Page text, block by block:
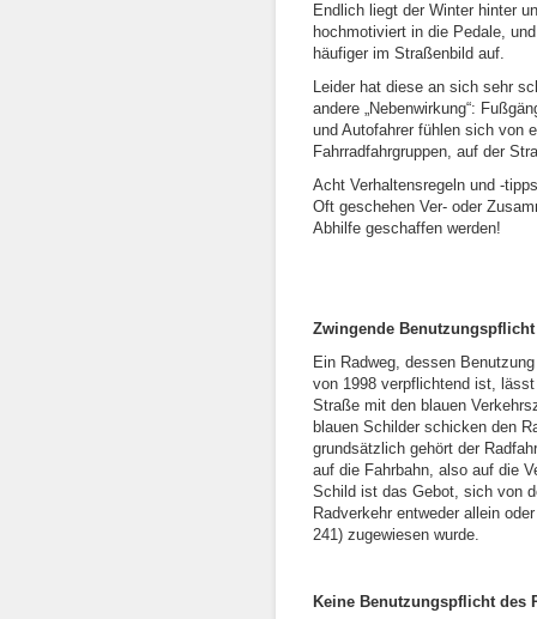
Endlich liegt der Winter hinter
hochmotiviert in die Pedale,
häufiger im Straßenbild auf.
Leider hat diese an sich sehr
andere „Nebenwirkung“:
und Autofahrer fühlen sich von
Fahrradfahrgruppen, auf der
Acht Verhaltensregeln und -
Oft geschehen Ver- oder
Abhilfe geschaffen werden!
Zwingende Benutzungspflicht
Ein Radweg, dessen
von 1998 verpflichtend ist,
Straße mit den blauen
blauen Schilder schicken den
grundsätzlich gehört der
auf die Fahrbahn, also auf die
Schild ist das Gebot, sich von
Radverkehr entweder allein
241) zugewiesen wurde.
Keine Benutzungspflicht des